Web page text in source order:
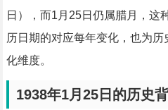
日），而1月25日仍属腊月，这
历日期的对应每年变化，也为
化维度。
1938年1月25日的历史